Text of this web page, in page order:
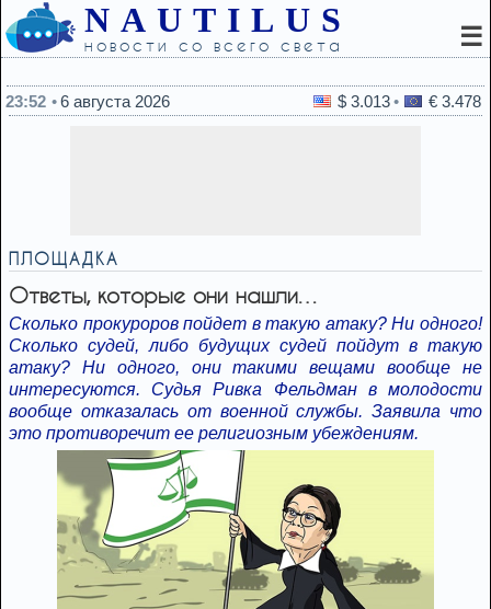
NAUTILUS
новости со всего света ☰
23:52
6 августа 2026 $ 3.013 € 3.478
ПЛОЩАДКА
Ответы, которые они нашли…
Сколько прокуроров пойдет в такую атаку? Ни одного!
Сколько судей, либо будущих судей пойдут в такую
атаку? Ни одного, они такими вещами вообще не
интересуются. Судья Ривка Фельдман в молодости
вообще отказалась от военной службы. Заявила что
это противоречит ее религиозным убеждениям.